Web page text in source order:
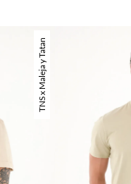
TNS x Maleja y Tatan